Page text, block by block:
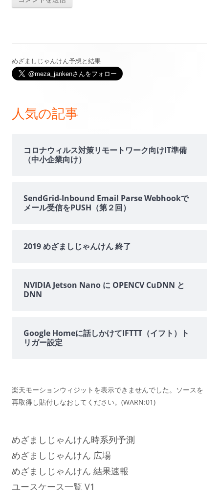
メ
ン
めざましじゃんけん予想と結果
人気の記事
コロナウィルス対策リモートワーク向けIT準備
（中小企業向け）
SendGrid-Inbound Email Parse Webhookで
メール受信をPUSH（第２回）
2019 めざましじゃんけん 終了
NVIDIA Jetson Nano に OPENCV CuDNN と
DNN
Google Homeに話しかけてIFTTT（イフト）ト
リガー設定
楽天モーションウィジットを表示できませんでした。ソースを
再取得し貼付しなおしてください。(WARN:01)
めざましじゃんけん時系列予測
めざましじゃんけん 広場
めざましじゃんけん 結果速報
ユースケース一覧 V1